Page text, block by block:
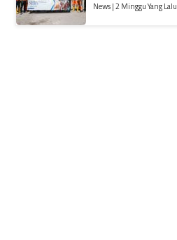
News | 2 Minggu Yang Lalu